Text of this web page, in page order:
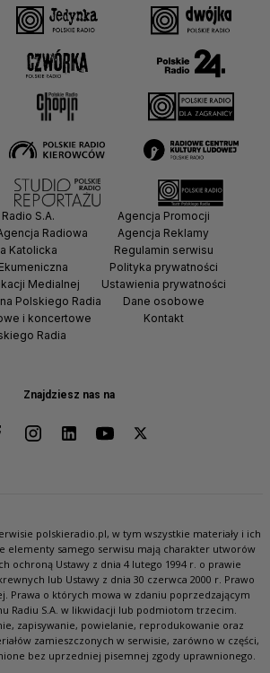
Znajdziesz nas na
S.A.
Radiowa
Katolicka
Medialnej
Polskiego Radia
i koncertowe
Radia
Agencja Promocji
Agencja Reklamy
Regulamin serwisu
Polityka prywatności
Ustawienia prywatności
Dane osobowe
Kontakt
polskieradio.pl, w tym wszystkie materiały i ich
elementy samego serwisu mają charakter utworów
ochroną Ustawy z dnia 4 lutego 1994 r. o prawie
lub Ustawy z dnia 30 czerwca 2000 r. Prawo
Prawa o których mowa w zdaniu poprzedzającym
Radiu S.A. w likwidacji lub podmiotom trzecim.
zapisywanie, powielanie, reprodukowanie oraz
zamieszczonych w serwisie, zarówno w części,
bez uprzedniej pisemnej zgody uprawnionego.